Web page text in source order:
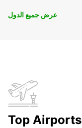
عرض جميع الدول
Top Airports